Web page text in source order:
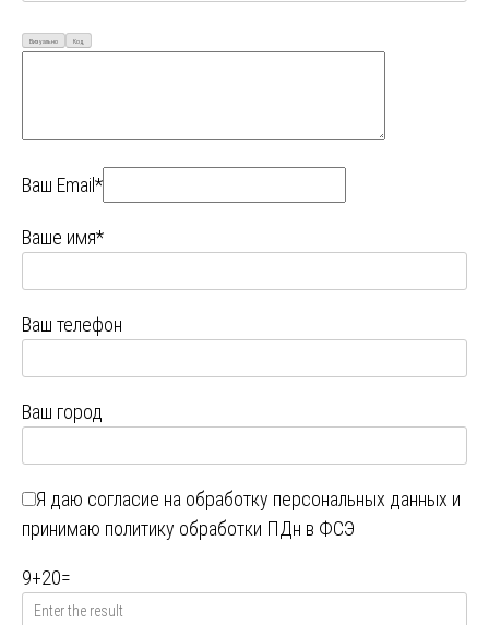
Визуально Код
Ваш Email*
Ваше имя*
Ваш телефон
Ваш город
Я даю согласие на обработку персональных данных и
принимаю политику обработки ПДн в ФСЭ
9+20=